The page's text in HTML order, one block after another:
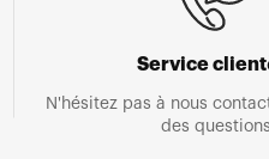
Service
N'hésitez pas à nous
des questions